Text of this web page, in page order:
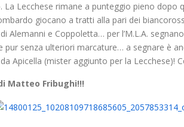
Lecchese rimane a punteggio pieno dopo
giocano a tratti alla pari dei
e Coppoletta… per l’M.L.A.
senza ulteriori marcature… a segnare è
Apicella (mister aggiunto per la Lecchese)!
Matteo Fribughi!!!